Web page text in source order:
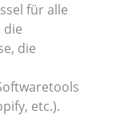
für alle
die
die
etc.).